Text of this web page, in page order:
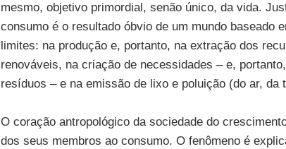
mesmo, objetivo primordial, senão único, da vida.
consumo é o resultado óbvio de um mundo baseado
limites: na produção e, portanto, na extração dos
renováveis, na criação de necessidades – e,
resíduos – e na emissão de lixo e poluição (do ar, da
O coração antropológico da sociedade do
dos seus membros ao consumo. O fenômeno é